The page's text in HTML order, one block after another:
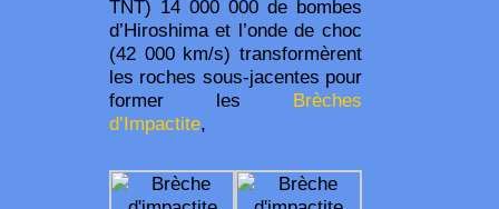
TNT) 14 000 000 de bombes
d’Hiroshima et l’onde de choc
(42 000 km/s) transformèrent
les roches sous-jacentes pour
former les Brèches
d’Impactite,